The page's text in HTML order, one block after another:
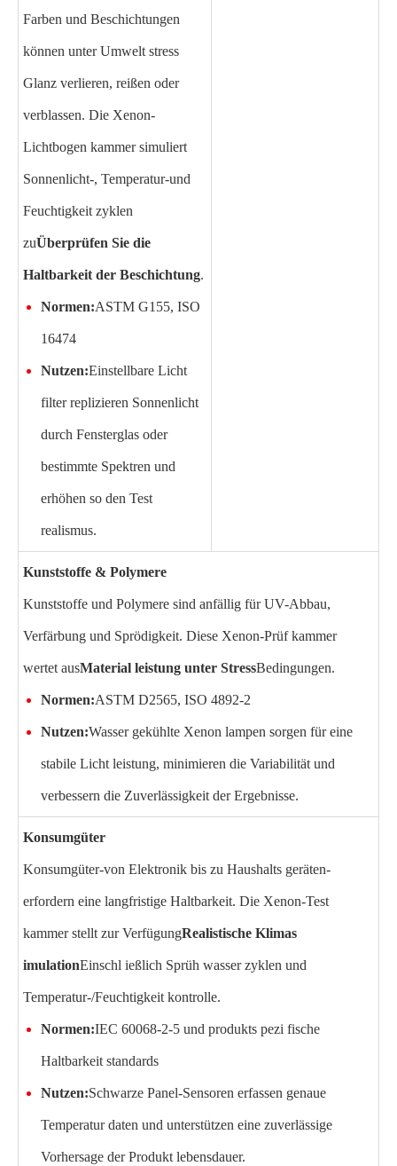
Farben und Beschichtungen
können unter Umwelt stress
Glanz verlieren, reißen oder
verblassen. Die Xenon-
Lichtbogen kammer simuliert
Sonnenlicht-, Temperatur-und
Feuchtigkeit zyklen
zuÜberprüfen Sie die
Haltbarkeit der Beschichtung.
Normen:ASTM G155, ISO
16474
Nutzen:Einstellbare Licht
filter replizieren Sonnenlicht
durch Fensterglas oder
bestimmte Spektren und
erhöhen so den Test
realismus.
Kunststoffe & Polymere
Kunststoffe und Polymere sind anfällig für UV-Abbau,
Verfärbung und Sprödigkeit. Diese Xenon-Prüf kammer
wertet ausMaterial leistung unter StressBedingungen.
Normen:ASTM D2565, ISO 4892-2
Nutzen:Wasser gekühlte Xenon lampen sorgen für eine
stabile Licht leistung, minimieren die Variabilität und
verbessern die Zuverlässigkeit der Ergebnisse.
Konsumgüter
Konsumgüter-von Elektronik bis zu Haushalts geräten-
erfordern eine langfristige Haltbarkeit. Die Xenon-Test
kammer stellt zur VerfügungRealistische Klimas
imulationEinschl ießlich Sprüh wasser zyklen und
Temperatur-/Feuchtigkeit kontrolle.
Normen:IEC 60068-2-5 und produkts pezi fische
Haltbarkeit standards
Nutzen:Schwarze Panel-Sensoren erfassen genaue
Temperatur daten und unterstützen eine zuverlässige
Vorhersage der Produkt lebensdauer.